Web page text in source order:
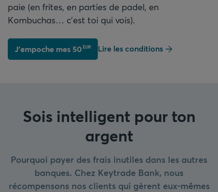
paie (en frites, en parties de padel, en
Kombuchas… c’est toi qui vois).
J'empoche mes 50EUR Lire les conditions
Sois intelligent pour ton
argent
Pourquoi payer des frais inutiles dans les autres
banques. Chez Keytrade Bank, nous
récompensons nos clients qui gèrent eux-mêmes